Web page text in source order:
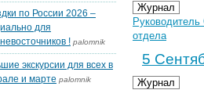
Журнал
отдела
5
Журнал
по России 2026 –
для
! palomnik
экскурсии для всех в
и марте palomnik